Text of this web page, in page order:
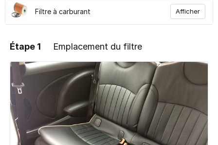
Filtre à carburant Afficher
Étape 1 Emplacement du filtre